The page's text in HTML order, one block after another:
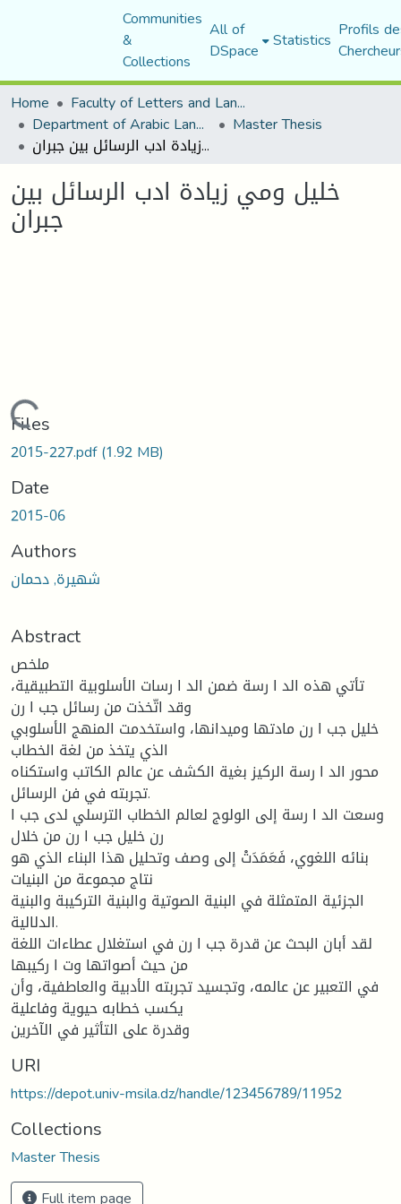
Communities
&
Collections
All of
DSpace Statistics Profils
Home
Faculty of Letters and Languages
Department of Arabic Language and Literature Master Thesis
خليل ومي زيادة ادب الرسائل بين جبران
خليل ومي زيادة ادب الرسائل بين
جبران
Loading...
Files
2015-227.pdf(1.92 MB)
Date
2015-06
Authors
شهيرة, دحمان
Abstract
ملخص
تأتي هذه الد ا رسة ضمن الد ا رسات الأسلوبية التطبيقية،
وقد اتّخذت من رسائل جب ا رن
خليل جب ا رن مادتها وميدانها، واستخدمت المنهج الأسلوبي
الذي يتخذ من لغة الخطاب
محور الد ا رسة الركيز بغية الكشف عن عالم الكاتب واستكناه
تجربته في فن الرسائل.
وسعت الد ا رسة إلى الولوج لعالم الخطاب الترسلي لدى جب ا
رن خليل جب ا رن من خلال
بنائه اللغوي، فَعَمَدَتْ إلى وصف وتحليل هذا البناء الذي هو
نتاج مجموعة من البنيات
الجزئية المتمثلة في البنية الصوتية والبنية التركيبة والبنية
الدلالية.
لقد أبان البحث عن قدرة جب ا رن في استغلال عطاءات اللغة
من حيث أصواتها وت ا ركيبها
في التعبير عن عالمه، وتجسيد تجربته الأدبية والعاطفية، وأن
يكسب خطابه حيوية وفاعلية
وقدرة على التأثير في الآخرين
URI
https://depot.univ-msila.dz/handle/123456789/11952
Collections
Master Thesis
Full item page